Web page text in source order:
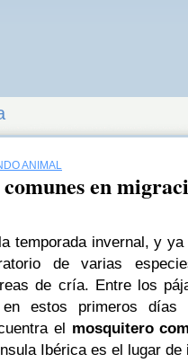
ANIMAL
en
temporada invernal, y
de varias
de cría. Entre los
estos primeros días
el mosquitero
Ibérica es el lugar de